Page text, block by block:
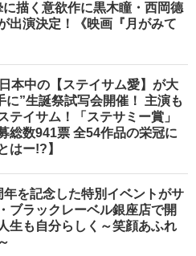
に描く意欲作に黒木瞳・西岡德
出演決定！《映画『月がみて
本中の【ステイサム愛】が大
に”生誕祭試写会開催！ 主演も
テイサム！「ステサミー賞」
総数941票 全54作品の栄冠に
はー!?】
年を記念した特別イベントがサ
ブラックレーベル銀座店で開
も自分らしく～笑顔あふれ